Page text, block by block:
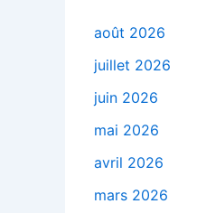
août 2026
juillet 2026
juin 2026
mai 2026
avril 2026
mars 2026